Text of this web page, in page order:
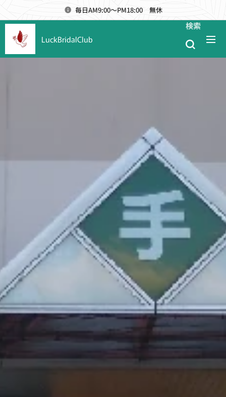
毎日AM9:00～PM18:00 無休
LuckBridalClub
検索